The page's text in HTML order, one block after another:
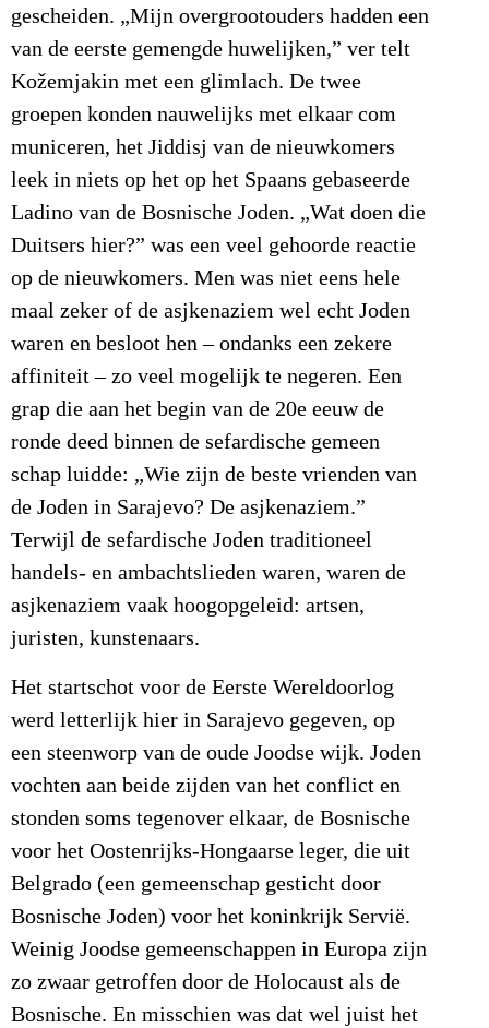
gescheiden. „Mijn overgrootouders hadden een
van de eerste gemengde huwelijken,” ver telt
Kožemjakin met een glimlach. De twee
groepen konden nauwelijks met elkaar com
municeren, het Jiddisj van de nieuwkomers
leek in niets op het op het Spaans gebaseerde
Ladino van de Bosnische Joden. „Wat doen die
Duitsers hier?” was een veel gehoorde reactie
op de nieuwkomers. Men was niet eens hele
maal zeker of de asjkenaziem wel echt Joden
waren en besloot hen – ondanks een zekere
affiniteit – zo veel mogelijk te negeren. Een
grap die aan het begin van de 20e eeuw de
ronde deed binnen de sefardische gemeen
schap luidde: „Wie zijn de beste vrienden van
de Joden in Sarajevo? De asjkenaziem.”
Terwijl de sefardische Joden traditioneel
handels- en ambachtslieden waren, waren de
asjkenaziem vaak hoogopgeleid: artsen,
juristen, kunstenaars.
Het startschot voor de Eerste Wereldoorlog
werd letterlijk hier in Sarajevo gegeven, op
een steenworp van de oude Joodse wijk. Joden
vochten aan beide zijden van het conflict en
stonden soms tegenover elkaar, de Bosnische
voor het Oostenrijks-Hongaarse leger, die uit
Belgrado (een gemeenschap gesticht door
Bosnische Joden) voor het koninkrijk Servië.
Weinig Joodse gemeenschappen in Europa zijn
zo zwaar getroffen door de Holocaust als de
Bosnische. En misschien was dat wel juist het